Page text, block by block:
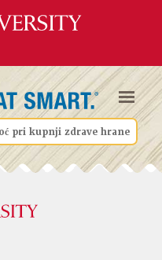
pri kupnji zdrave hrane